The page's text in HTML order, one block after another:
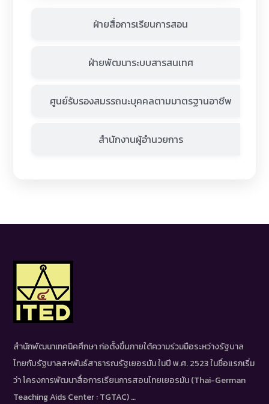
ฝ่ายสื่อการเรียนการสอน
ฝ่ายพัฒนาระบบสารสนเทศ
ศูนย์รับรองสมรรถนะบุคคลตามมาตรฐานอาชีพ
สำนักงานผู้อำนวยการ
สำนักพัฒนาเทคนิคศึกษา ก่อตั้งขึ้นภายใต้ความร่วมมือระหว่างรัฐบาล
ไทยกับรัฐบาลสหพันธ์สาธารณรัฐเยอรมัน ในปี พ.ศ. 2523 ในชื่อแรกเริ่ม
ว่า โครงการพัฒนาสื่อการเรียนการสอนไทยเยอรมัน (Thai-German
Teaching Aids Center : TGTAC) …